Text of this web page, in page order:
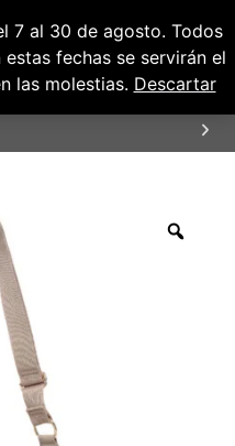
7 al 30 de agosto. Todos
fechas se servirán el
las molestias. Descartar
Y